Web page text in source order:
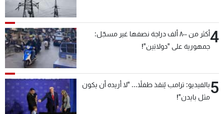
4
أكثر من ٨٠٠ ألف دراجة نصفها غير مسجّل:
جمهورية على "دولابَين"!
5بالفيديو: ترامب يُنقذ طفلاً... "لا أريده أن يكون
مثل بايدن"!